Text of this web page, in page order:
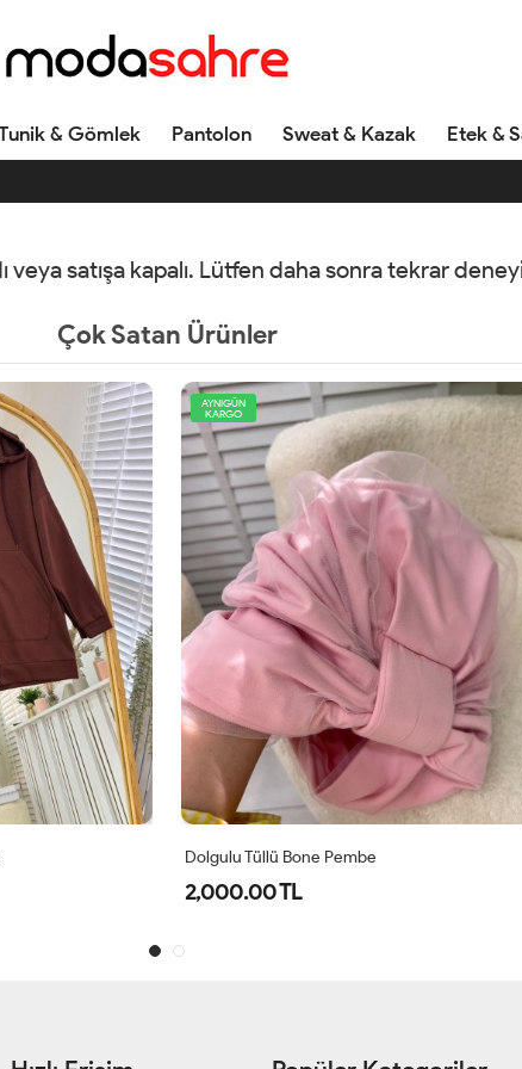
& Gömlek Pantolon Sweat & Kazak Etek &
veya satışa kapalı. Lütfen daha sonra tekrar
Çok Satan Ürünler
AYNIGÜN
KARGO
Dolgulu Tüllü Bone Pembe
2,000.00 TL